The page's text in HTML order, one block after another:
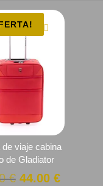
de viaje cabina
de Gladiator
€ El
44.00 €El